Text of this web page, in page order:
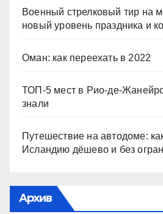
Военный стрелковый тир на
новый уровень праздника и
Оман: как переехать в 2022
ТОП-5 мест в Рио-де-
знали
Путешествие на автодоме:
Исландию дёшево и без
Архив